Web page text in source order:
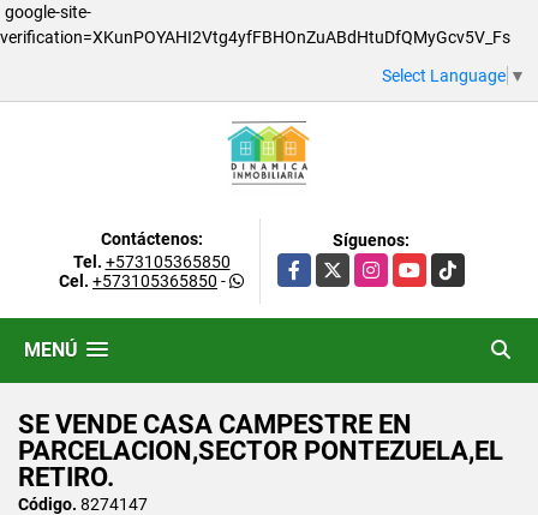
google-site-
verification=XKunPOYAHI2Vtg4yfFBHOnZuABdHtuDfQMyGcv5V_Fs
Select Language ▼
Contáctenos:
Tel. +573105365850
Cel. +573105365850 -
Síguenos:
Facebook
X InstagramYouTubeTikTok
MENÚ
SE VENDE CASA CAMPESTRE EN
PARCELACION,SECTOR PONTEZUELA,EL
RETIRO.
Código. 8274147